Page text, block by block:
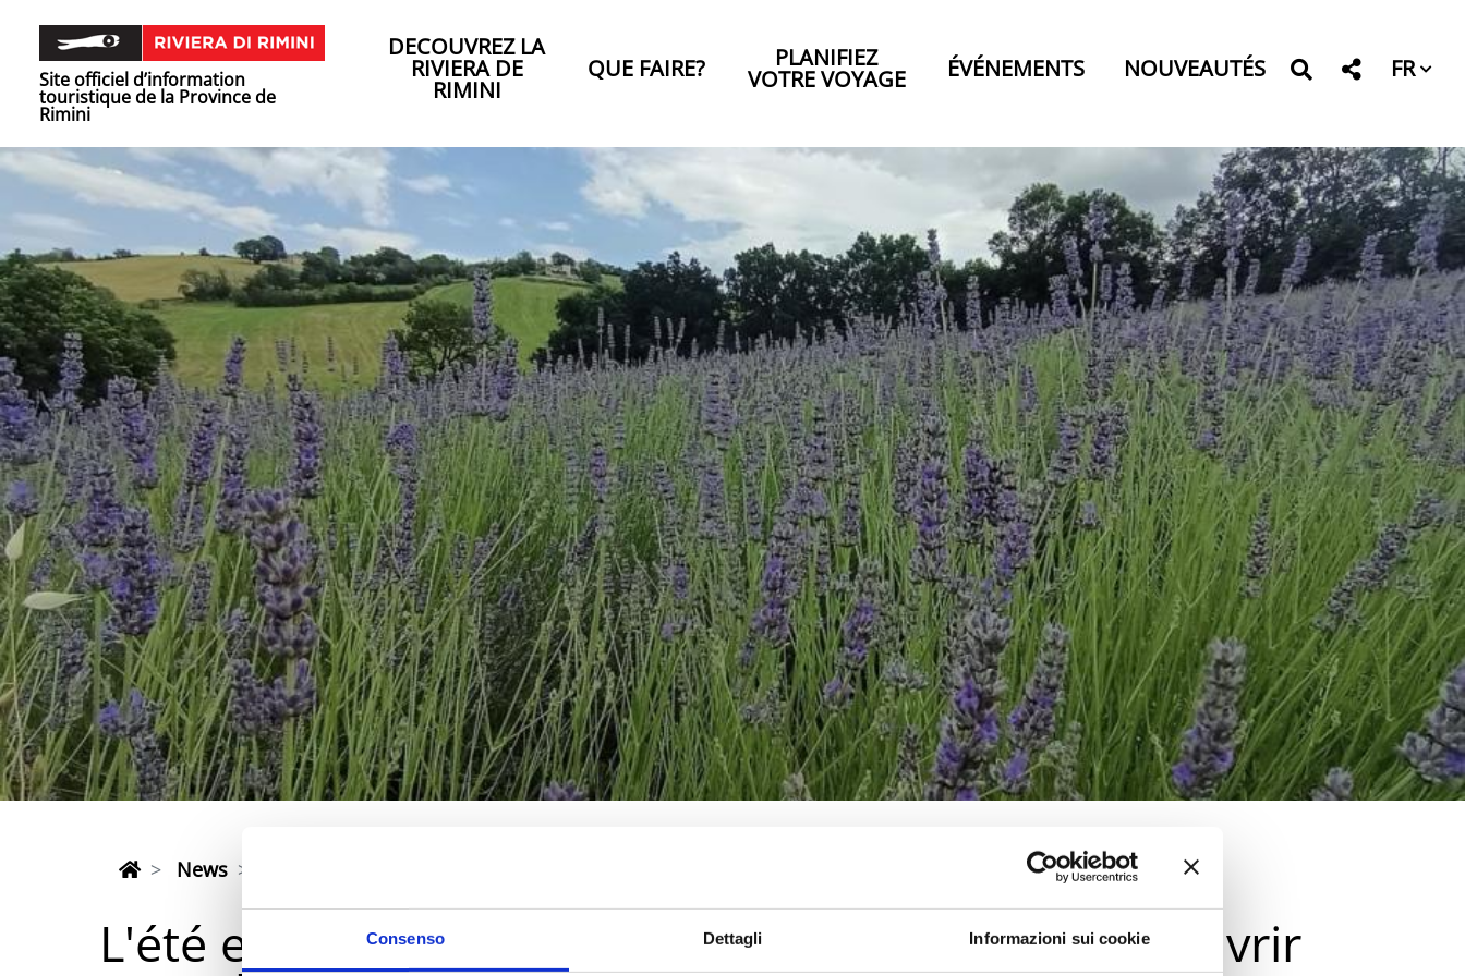
Consenso Dettagli Informazioni sui cookie
Site officiel d’information
touristique de la Province de
Rimini
DECOUVREZ LA
RIVIERA DE
RIMINI
QUE FAIRE? PLANIFIEZ
VOTRE VOYAGE ÉVÉNEMENTS NOUVEAUTÉS FR
News L'été en fleurs : deux champs de lavande à découvrir entre la Valmarecchia et la Valconca
L'été en fleurs : deux champs de lavande à découvrir